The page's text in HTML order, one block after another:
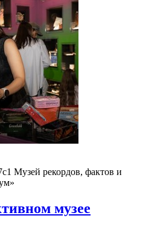
Музей рекордов, фактов и
музее